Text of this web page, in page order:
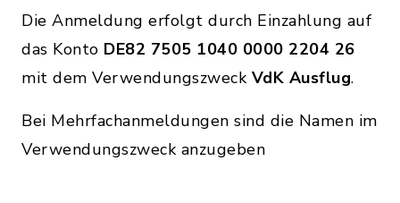
Die Anmeldung erfolgt durch Einzahlung auf
das Konto DE82 7505 1040 0000 2204 26
mit dem Verwendungszweck VdK Ausflug.
Bei Mehrfachanmeldungen sind die Namen im
Verwendungszweck anzugeben